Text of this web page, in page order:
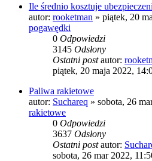
Ile średnio kosztuje
autor: rooketman » piątek, 20
pogawędki
0 Odpowiedzi
3145 Odsłony
Ostatni postautor:
piątek, 20 maja 2022,
Paliwa rakietowe
autor: Suchareq » sobota, 26
rakietowe
0 Odpowiedzi
3637 Odsłony
Ostatni postautor:
sobota, 26 mar 2022,